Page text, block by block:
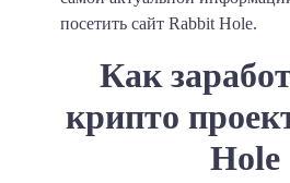
посетить сайт Rabbit Hole.
Как
крипто
Hole